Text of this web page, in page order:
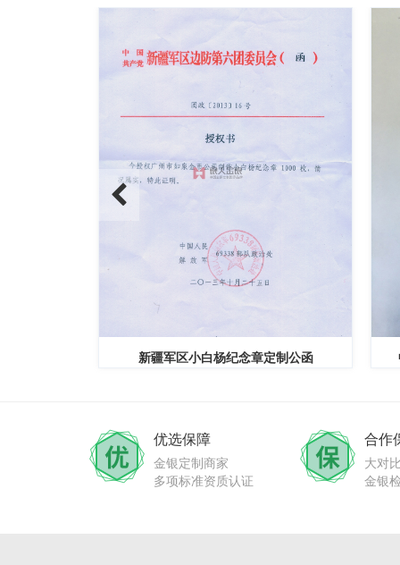
新疆军区小白杨纪念章定制公函 中共安康市委优秀共产
优选保障
金银定制商家
多项标准资质认证
合作
大对
金银